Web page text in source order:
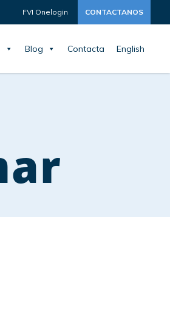
FVI Onelogin CONTACTANOS
Blog Contacta English